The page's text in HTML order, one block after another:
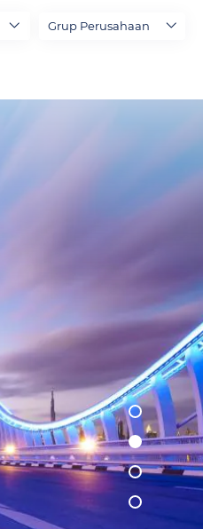
Grup Perusahaan